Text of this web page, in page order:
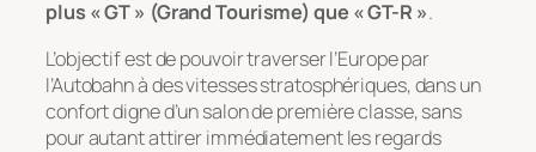
plus « GT » (Grand Tourisme) que « GT-R ».
L’objectif est de pouvoir traverser l’Europe par
l’Autobahn à des vitesses stratosphériques, dans un
confort digne d’un salon de première classe, sans
pour autant attirer immédiatement les regards